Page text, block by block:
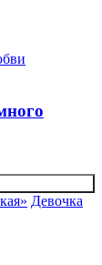
Девочка